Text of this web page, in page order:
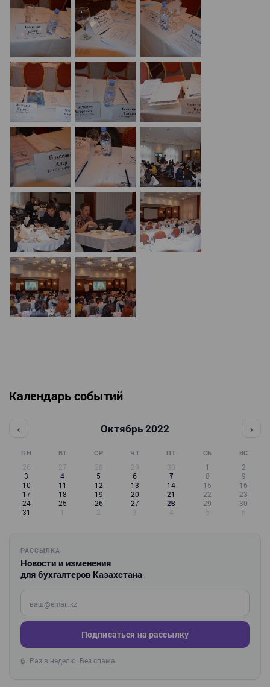
Календарь событий
‹ Октябрь 2022 ›
ПН ВТ СР ЧТ ПТ СБ ВС
26 27 28 29 30 1
2
3
4 5 6 7 8
9
10
11 12 13 14 15
16
17
18 19 20 21 22
23
24
25 26 27 28 29
30
31
1 2 3 4 5 6
РАССЫЛКА
Новости и изменения
для бухгалтеров Казахстана
Введите ваш e-mail
Подписаться на рассылку
🔒 Раз в неделю. Без спама.